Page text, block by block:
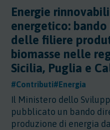
Regioni - Umbria
Regioni - Valle DAosta
Regioni - Veneto
Energie
energetico:
delle filiere
biomasse nelle
Sicilia, Puglia e
#Contributi#Energia
Il Ministero dello
pubblicato un bando
produzione di energia